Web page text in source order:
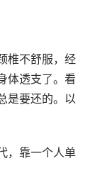
椎不舒服，经
体透支了。看
是要还的。以
，靠一个人单